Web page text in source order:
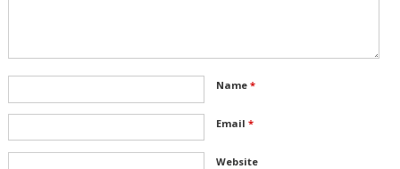
Name *
Email *
Website